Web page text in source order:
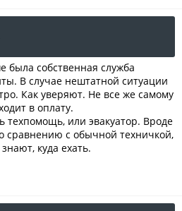
была собственная служба
В случае нештатной ситуации
Как уверяют. Не все же самому
в оплату.
техпомощь, или эвакуатор. Вроде
сравнению с обычной техничкой,
куда ехать.